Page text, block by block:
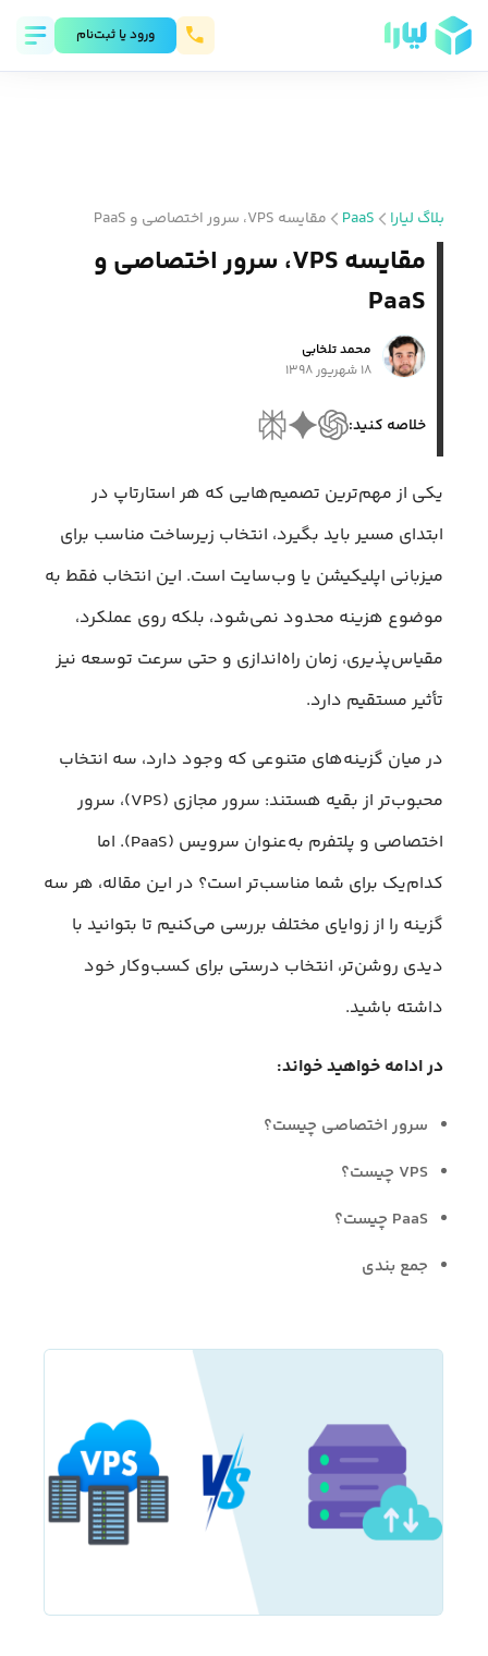
ورود يا ثبت‌نام
بلاگ لیارا PaaS مقایسه VPS، سرور اختصاصی و PaaS
مقایسه VPS، سرور اختصاصی و
PaaS
محمد تلخابی
۱۸ شهریور ۱۳۹۸
خلاصه کنید:
یکی از مهم‌ترین تصمیم‌هایی که هر استارتاپ در
ابتدای مسیر باید بگیرد، انتخاب زیرساخت مناسب برای
میزبانی اپلیکیشن یا وب‌سایت است. این انتخاب فقط به
موضوع هزینه محدود نمی‌شود، بلکه روی عملکرد،
مقیاس‌پذیری، زمان راه‌اندازی و حتی سرعت توسعه نیز
تأثیر مستقیم دارد.
در میان گزینه‌های متنوعی که وجود دارد، سه انتخاب
محبوب‌تر از بقیه هستند: سرور مجازی (VPS)، سرور
اختصاصی و پلتفرم به‌عنوان سرویس (PaaS). اما
کدام‌یک برای شما مناسب‌تر است؟ در این مقاله، هر سه
گزینه را از زوایای مختلف بررسی می‌کنیم تا بتوانید با
دیدی روشن‌تر، انتخاب درستی برای کسب‌وکار خود
داشته باشید.
در ادامه خواهید خواند:
سرور اختصاصی چیست؟
VPS چیست؟
PaaS چیست؟
جمع بندی